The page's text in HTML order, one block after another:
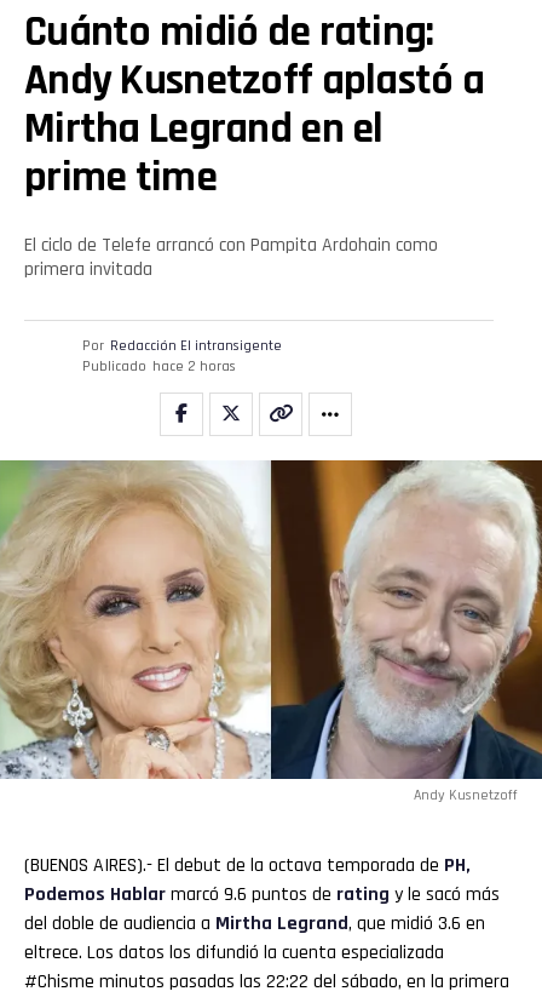
Cuánto midió de rating:
Andy Kusnetzoff aplastó a
Mirtha Legrand en el
prime time
El ciclo de Telefe arrancó con Pampita Ardohain como
primera invitada
Por Redacción El intransigente
Publicado hace 2 horas
Andy Kusnetzoff
(BUENOS AIRES).- El debut de la octava temporada de PH,
Podemos Hablarmarcó 9.6 puntos de rating y le sacó más
del doble de audiencia a Mirtha Legrand, que midió 3.6 en
eltrece. Los datos los difundió la cuenta especializada
#Chisme minutos pasadas las 22:22 del sábado, en la primera
Pinterest
Whatsapp
Email